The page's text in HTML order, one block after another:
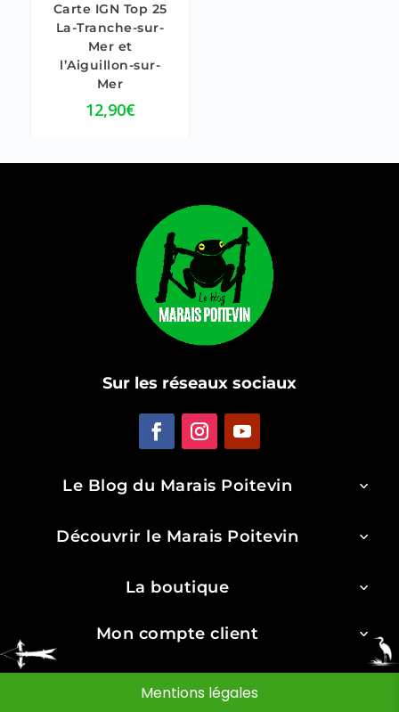
Carte IGN Top 25
La-Tranche-sur-
Mer et
l’Aiguillon-sur-
Mer
12,90€
Sur les réseaux sociaux
Le Blog du Marais Poitevin
Découvrir le Marais Poitevin
La boutique
Mon compte client
Mentions légales